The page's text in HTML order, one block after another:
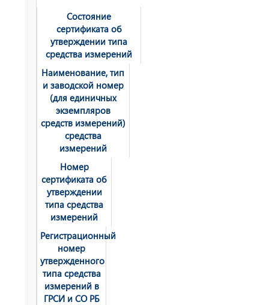
Состояние
сертификата об
утверждении типа
средства измерений
Наименование, тип
и заводской номер
(для единичных
экземпляров
средств измерений)
средства
измерений
Номер
сертификата об
утверждении
типа средства
измерений
Регистрационный
номер
утвержденного
типа средства
измерений в
ГРСИ и СО РБ